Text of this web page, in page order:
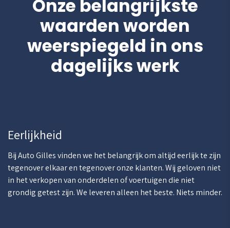
Onze belangrijkste
waarden worden
weerspiegeld in ons
dagelijks werk
Eerlijkheid
Bij Auto Gilles vinden we het belangrijk om altijd eerlijk te zijn
tegenover elkaar en tegenover onze klanten. Wij geloven niet
in het verkopen van onderdelen of voertuigen die niet
grondig getest zijn. We leveren alleen het beste. Niets minder.